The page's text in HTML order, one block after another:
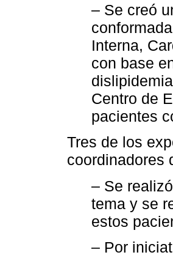
– Se creó
Interna,
con base
Centro de
pacientes
Tres de los
coordinadores
– Se
tema y se
estos
– Por